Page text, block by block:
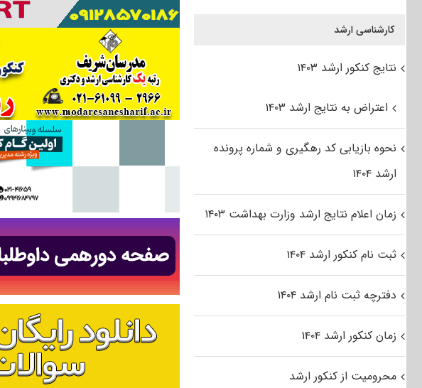
کارشناسی ارشد
نتایج کنکور ارشد ۱۴۰۳
اعتراض به نتایج ارشد ۱۴۰۳
نحوه بازیابی کد رهگیری و شماره پرونده
ارشد ۱۴۰۴
زمان اعلام نتایج ارشد وزارت بهداشت ۱۴۰۳
ثبت نام کنکور ارشد ۱۴۰۴
دفترچه ثبت نام ارشد ۱۴۰۴
زمان کنکور ارشد ۱۴۰۴
محرومیت از کنکور ارشد